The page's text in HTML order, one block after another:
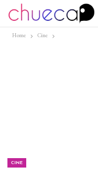
Home Cine
CINE